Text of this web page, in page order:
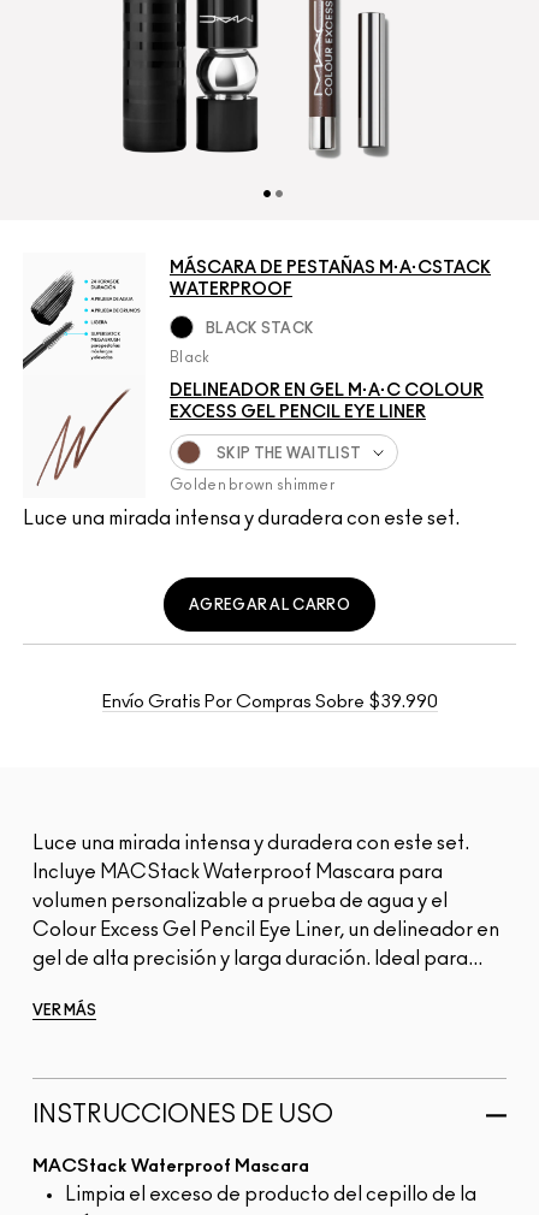
Luce una mirada intensa y duradera con este set.
MÁSCARA DE PESTAÑAS M·A·CSTACK
WATERPROOF
BLACK STACK
Black
DELINEADOR EN GEL M·A·C COLOUR
EXCESS GEL PENCIL EYE LINER
SKIP THE WAITLIST
Golden brown shimmer
AGREGAR AL CARRO
Envío Gratis Por Compras Sobre $39.990
Luce una mirada intensa y duradera con este set.
Incluye MACStack Waterproof Mascara para
volumen personalizable a prueba de agua y el
Colour Excess Gel Pencil Eye Liner, un delineador en
gel de alta precisión y larga duración. Ideal para...
VER MÁS
INSTRUCCIONES DE USO
MACStack Waterproof Mascara
Limpia el exceso de producto del cepillo de la